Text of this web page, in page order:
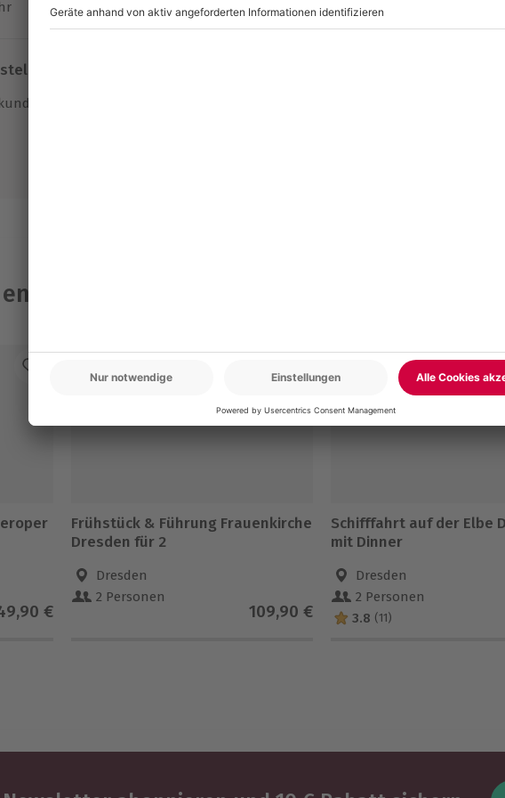
zum Strahlen und schenke ihm oder ihr
Vorteile.
€
Frühstück & Führung Frauenkirche
Dresden für 2
Dresden
2 Personen
109,90 €
Schifffahrt auf der Elbe
mit Dinner
Dresden
2 Personen
3.8 (11)